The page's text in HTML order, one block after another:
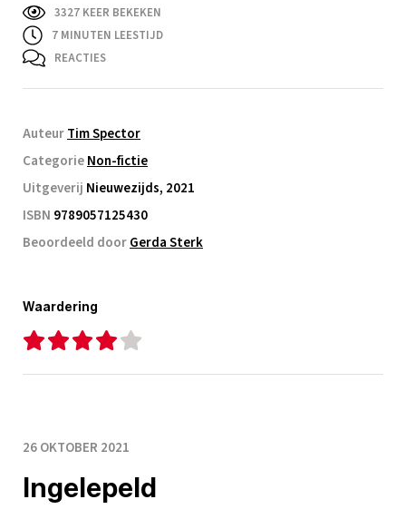
3327 KEER BEKEKEN
7 MINUTEN LEESTIJD
REACTIES
AuteurTim Spector
CategorieNon-fictie
Uitgeverij Nieuwezijds, 2021
ISBN 9789057125430
Beoordeeld doorGerda Sterk
Waardering
26 OKTOBER 2021
Ingelepeld